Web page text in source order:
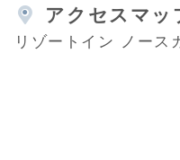
アクセスマッ
リゾートイン ノース